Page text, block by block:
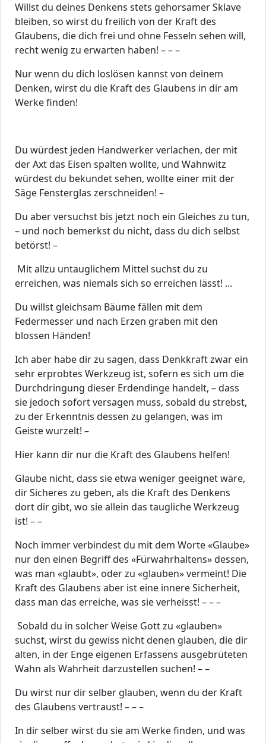
Willst du deines Denkens stets gehorsamer Sklave
bleiben, so wirst du freilich von der Kraft des
Glaubens, die dich frei und ohne Fesseln sehen will,
recht wenig zu erwarten haben! – – –
Nur wenn du dich loslösen kannst von deinem
Denken, wirst du die Kraft des Glaubens in dir am
Werke finden!
Du würdest jeden Handwerker verlachen, der mit
der Axt das Eisen spalten wollte, und Wahnwitz
würdest du bekundet sehen, wollte einer mit der
Säge Fensterglas zerschneiden! –
Du aber versuchst bis jetzt noch ein Gleiches zu tun,
– und noch bemerkst du nicht, dass du dich selbst
betörst! –
Mit allzu untauglichem Mittel suchst du zu
erreichen, was niemals sich so erreichen lässt! ...
Du willst gleichsam Bäume fällen mit dem
Federmesser und nach Erzen graben mit den
blossen Händen!
Ich aber habe dir zu sagen, dass Denkkraft zwar ein
sehr erprobtes Werkzeug ist, sofern es sich um die
Durchdringung dieser Erdendinge handelt, – dass
sie jedoch sofort versagen muss, sobald du strebst,
zu der Erkenntnis dessen zu gelangen, was im
Geiste wurzelt! –
Hier kann dir nur die Kraft des Glaubens helfen!
Glaube nicht, dass sie etwa weniger geeignet wäre,
dir Sicheres zu geben, als die Kraft des Denkens
dort dir gibt, wo sie allein das taugliche Werkzeug
ist! – –
Noch immer verbindest du mit dem Worte «Glaube»
nur den einen Begriff des «Fürwahrhaltens» dessen,
was man «glaubt», oder zu «glauben» vermeint! Die
Kraft des Glaubens aber ist eine innere Sicherheit,
dass man das erreiche, was sie verheisst! – – –
Sobald du in solcher Weise Gott zu «glauben»
suchst, wirst du gewiss nicht denen glauben, die dir
alten, in der Enge eigenen Erfassens ausgebrüteten
Wahn als Wahrheit darzustellen suchen! – –
Du wirst nur dir selber glauben, wenn du der Kraft
des Glaubens vertraust! – – –
In dir selber wirst du sie am Werke finden, und was